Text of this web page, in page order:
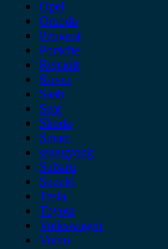
Opel
Omoda
Peugeot
Porsche
Renault
Rover
Saab
Seat
Skoda
Smart
ssangyong
Subaru
Suzuki
Tesla
Toyota
Volkswagen
Volvo